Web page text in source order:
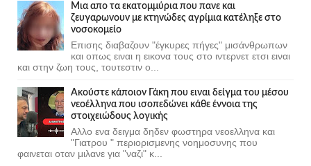
Μια απο τα εκατομμύρια που πανε και
ζευγαρωνουν με κτηνώδες αγρίμια κατέληξε στο
νοσοκομείο
Επισης διαβαζουν "έγκυρες πήγες" μισάνθρωπων
και οπως ειναι η εικονα τους στο ιντερνετ ετσι ειναι
και στην ζωη τους, τουτεστιν ο...
Ακούστε κάποιον Γάκη που ειναι δείγμα του μέσου
νεοέλληνα που ισοπεδώνει κάθε έννοια της
στοιχειώδους λογικής
Αλλο ενα δειγμα δηδεν φωστηρα νεοελληνα και
"Γιατρου " περιορισμενης νοημοσυνης που
φαινεται οταν μιλανε για "ναζι" κ...